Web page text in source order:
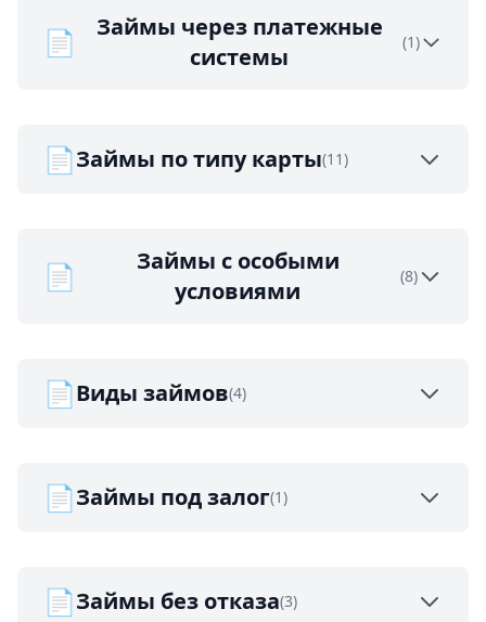
📄
Займы через платежные
системы
(1)
📄Займы по типу карты(11)
📄
Займы с особыми
условиями
(8)
📄Виды займов(4)
📄Займы под залог(1)
📄Займы без отказа(3)